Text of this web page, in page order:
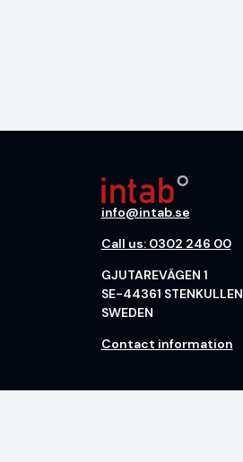
info@intab.se
Call us: 0302 246 00
GJUTAREVÄGEN 1
SE-44361 STENKULLEN
SWEDEN
Contact information